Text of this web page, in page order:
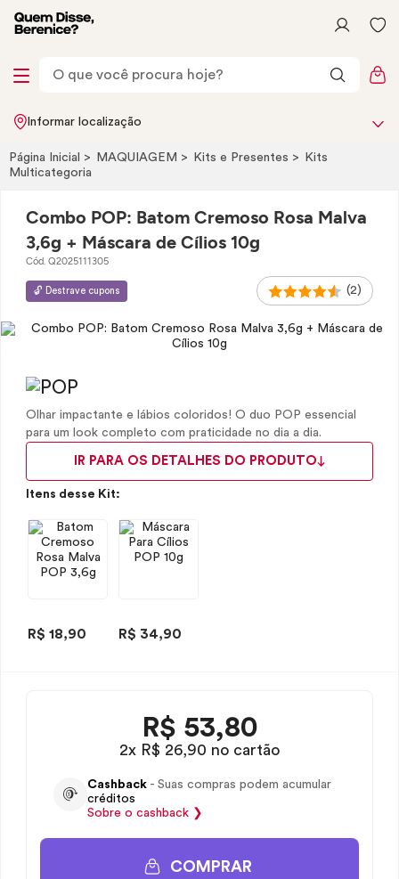
Informar localização
Página Inicial MAQUIAGEM Kits e Presentes
Kits
Multicategoria
Combo POP: Batom Cremoso Rosa Malva
3,6g + Máscara de Cílios 10g
Cód. Q2025111305
🔓 Destrave cupons (2)
Olhar impactante e lábios coloridos! O duo POP essencial
para um look completo com praticidade no dia a dia.
IR PARA OS DETALHES DO PRODUTO
Itens desse Kit:
R$ 18,90 R$ 34,90
R$ 53,80
2x R$ 26,90 no cartão
Cashback - Suas compras podem acumular
créditos
Sobre o cashback ❯
COMPRAR